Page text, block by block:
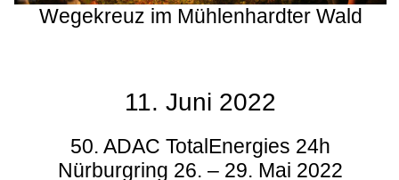
Wegekreuz im Mühlenhardter Wald
11. Juni 2022
50. ADAC TotalEnergies 24h
Nürburgring 26. – 29. Mai 2022